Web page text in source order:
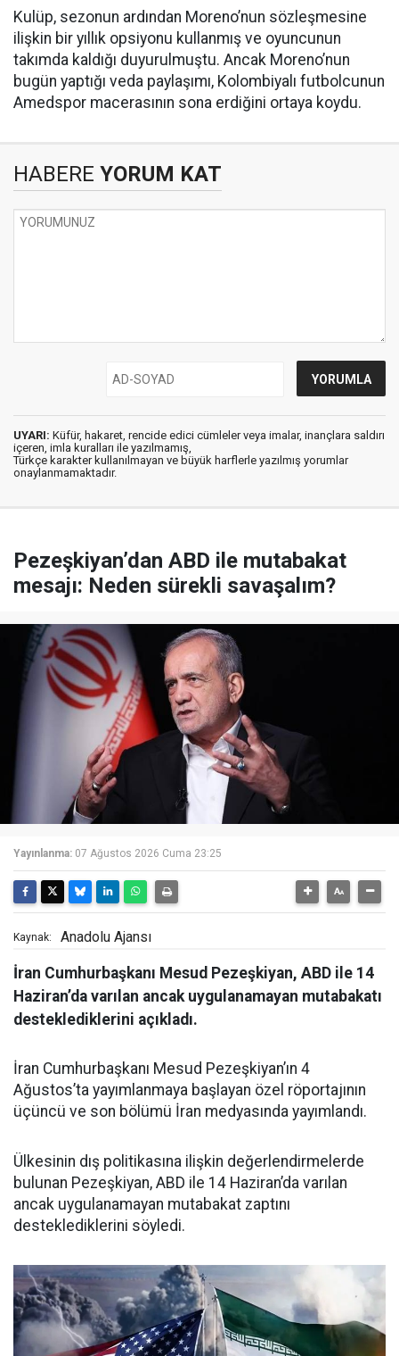
Kulüp, sezonun ardından Moreno’nun sözleşmesine
ilişkin bir yıllık opsiyonu kullanmış ve oyuncunun
takımda kaldığı duyurulmuştu. Ancak Moreno’nun
bugün yaptığı veda paylaşımı, Kolombiyalı futbolcunun
Amedspor macerasının sona erdiğini ortaya koydu.
HABERE YORUM KAT
UYARI: Küfür, hakaret, rencide edici cümleler veya imalar, inançlara saldırı
içeren, imla kuralları ile yazılmamış,
Türkçe karakter kullanılmayan ve büyük harflerle yazılmış yorumlar
onaylanmamaktadır.
Pezeşkiyan’dan ABD ile mutabakat
mesajı: Neden sürekli savaşalım?
Yayınlanma: 07 Ağustos 2026 Cuma 23:25
Kaynak: Anadolu Ajansı
İran Cumhurbaşkanı Mesud Pezeşkiyan, ABD ile 14
Haziran’da varılan ancak uygulanamayan mutabakatı
desteklediklerini açıkladı.
İran Cumhurbaşkanı Mesud Pezeşkiyan’ın 4
Ağustos’ta yayımlanmaya başlayan özel röportajının
üçüncü ve son bölümü İran medyasında yayımlandı.
Ülkesinin dış politikasına ilişkin değerlendirmelerde
bulunan Pezeşkiyan, ABD ile 14 Haziran’da varılan
ancak uygulanamayan mutabakat zaptını
desteklediklerini söyledi.